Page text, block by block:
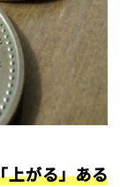
上がる」ある